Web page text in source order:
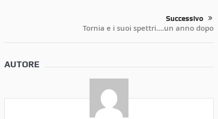
Successivo
Tornia e i suoi spettri….un anno dopo
AUTORE